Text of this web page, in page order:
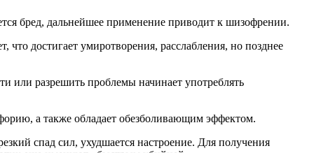
бред, дальнейшее применение приводит к шизофрении.
достигает умиротворения, расслабления, но позднее
или разрешить проблемы начинает употреблять
а также обладает обезболивающим эффектом.
спад сил, ухудшается настроение. Для получения